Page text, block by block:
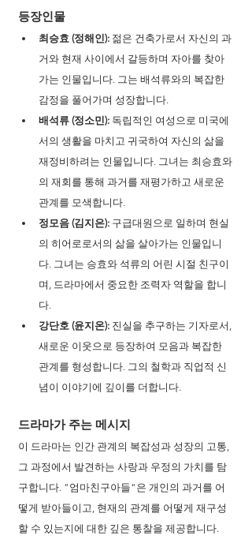
등장인물
최승효 (정해인): 젊은 건축가로서 자신의 과
거와 현재 사이에서 갈등하며 자아를 찾아
가는 인물입니다. 그는 배석류와의 복잡한
감정을 풀어가며 성장합니다.
배석류 (정소민): 독립적인 여성으로 미국에
서의 생활을 마치고 귀국하여 자신의 삶을
재정비하려는 인물입니다. 그녀는 최승효와
의 재회를 통해 과거를 재평가하고 새로운
관계를 모색합니다.
정모음 (김지은): 구급대원으로 일하며 현실
의 히어로로서의 삶을 살아가는 인물입니
다. 그녀는 승효와 석류의 어린 시절 친구이
며, 드라마에서 중요한 조력자 역할을 합니
다.
강단호 (윤지온): 진실을 추구하는 기자로서,
새로운 이웃으로 등장하여 모음과 복잡한
관계를 형성합니다. 그의 철학과 직업적 신
념이 이야기에 깊이를 더합니다.
드라마가 주는 메시지
이 드라마는 인간 관계의 복잡성과 성장의 고통,
그 과정에서 발견하는 사랑과 우정의 가치를 탐
구합니다. "엄마친구아들"은 개인의 과거를 어
떻게 받아들이고, 현재의 관계를 어떻게 재구성
할 수 있는지에 대한 깊은 통찰을 제공합니다.